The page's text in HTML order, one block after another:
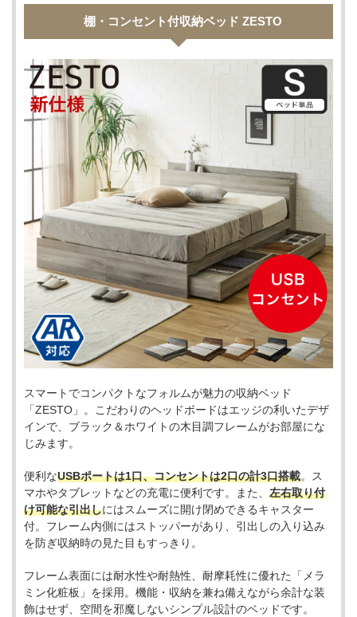
棚・コンセント付収納ベッド ZESTO
スマートでコンパクトなフォルムが魅力の収納ベッド
「ZESTO」。こだわりのヘッドボードはエッジの利いたデザ
インで、ブラック＆ホワイトの木目調フレームがお部屋にな
じみます。
便利なUSBポートは1口、コンセントは2口の計3口搭載。ス
マホやタブレットなどの充電に便利です。また、 左右取り付
け可能な引出しにはスムーズに開け閉めできるキャスター
付。フレーム内側にはストッパーがあり、引出しの入り込み
を防ぎ収納時の見た目もすっきり。
フレーム表面には耐水性や耐熱性、耐摩耗性に優れた「メラ
ミン化粧板」を採用。機能・収納を兼ね備えながら余計な装
飾はせず、空間を邪魔しないシンプル設計のベッドです。